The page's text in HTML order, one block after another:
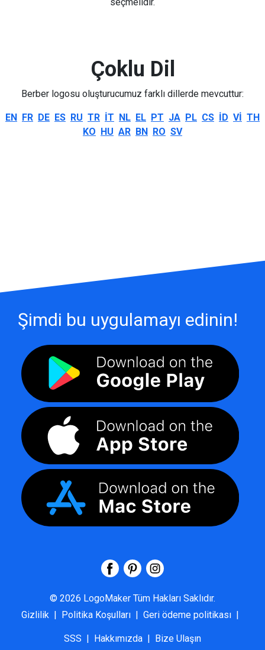
Çoklu Dil
Berber logosu oluşturucumuz farklı dillerde mevcuttur:
EN FR DE ES RU TR IT NL EL PT JA PL CS ID VI TH
KO HU AR BN RO SV
Şimdi bu uygulamayı edinin!
© 2026 LogoMaker Tüm Hakları Saklıdır.
Gizlilik | Politika Koşulları | Geri ödeme politikası |
SSS | Hakkımızda | Bize Ulaşın